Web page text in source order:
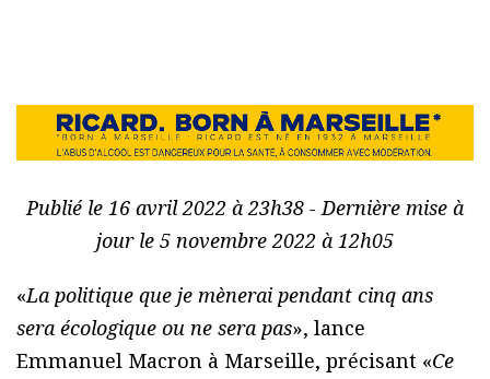
Publié le 16 avril 2022 à 23h38 - Dernière mise à
jour le 5 novembre 2022 à 12h05
«La politique que je mènerai pendant cinq ans
sera écologique ou ne sera pas», lance
Emmanuel Macron à Marseille, précisant «Ce